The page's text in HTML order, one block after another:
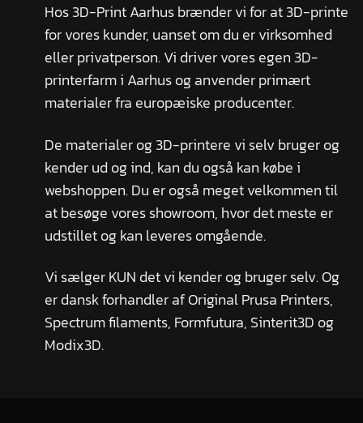
Hos 3D-Print Aarhus brænder vi for at 3D-printe
for vores kunder, uanset om du er virksomhed
eller privatperson. Vi driver vores egen 3D-
printerfarm i Aarhus og anvender primært
materialer fra europæiske producenter.
De materialer og 3D-printere vi selv bruger og
kender ud og ind, kan du også kan købe i
webshoppen. Du er også meget velkommen til
at besøge vores showroom, hvor det meste er
udstillet og kan leveres omgående.
Vi sælger KUN det vi kender og bruger selv. Og
er dansk forhandler af Original Prusa Printers,
Spectrum filaments, Formfutura, Sinterit3D og
Modix3D.